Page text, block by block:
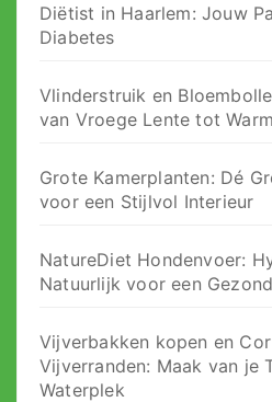
Diëtist in Haarlem: Jouw
Diabetes
Vlinderstruik en
van Vroege Lente tot
Grote Kamerplanten: Dé
voor een Stijlvol Interieur
NatureDiet Hondenvoer:
Natuurlijk voor een
Vijverbakken kopen en
Vijverranden: Maak van je
Waterplek